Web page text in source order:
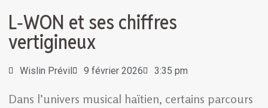
L‑WON et ses chiffres
vertigineux
Wislin Prévil 9 février 2026 3:35 pm
Dans l’univers musical haïtien, certains parcours